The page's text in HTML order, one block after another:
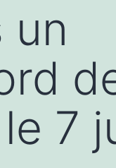
un
le 7